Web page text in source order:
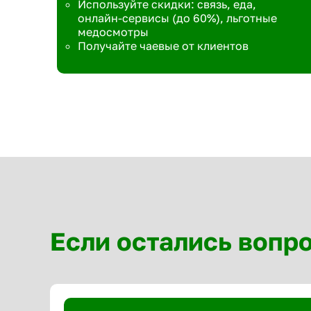
Используйте скидки: связь, еда,
онлайн-сервисы (до 60%), льготные
медосмотры
Получайте чаевые от клиентов
Если остались